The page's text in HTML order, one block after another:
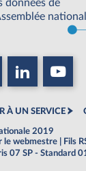
données de
À UN SERVICE
2019
le webmestre Fils
07 SP - Standard